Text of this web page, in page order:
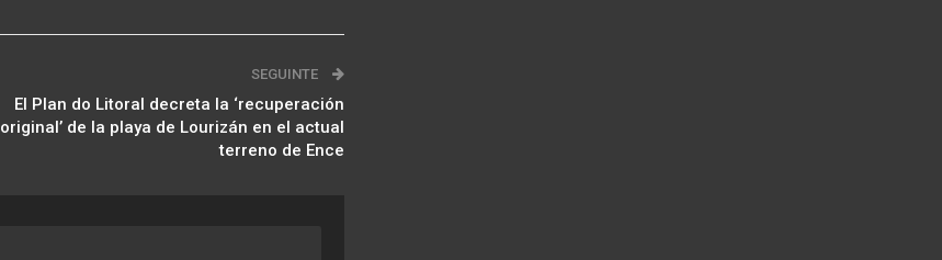
SEGUINTE
El Plan do Litoral decreta la ‘recuperación
original’ de la playa de Lourizán en el actual
terreno de Ence